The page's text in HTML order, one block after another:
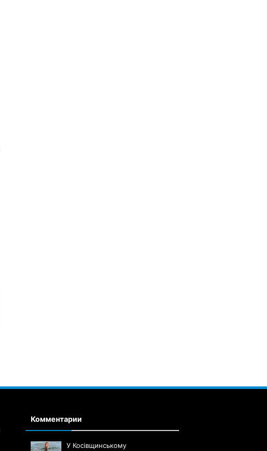
Комментарии
У Косівщинському